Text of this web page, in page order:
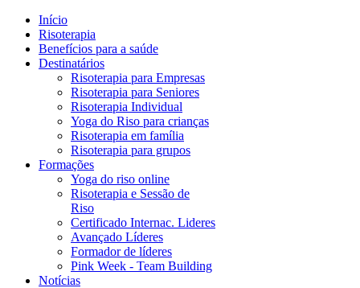
Início
Risoterapia
Benefícios para a saúde
Destinatários
Risoterapia para Empresas
Risoterapia para Seniores
Risoterapia Individual
Yoga do Riso para crianças
Risoterapia em família
Risoterapia para grupos
Formações
Yoga do riso online
Risoterapia e Sessão de
Riso
Certificado Internac. Lideres
Avançado Líderes
Formador de líderes
Pink Week - Team Building
Notícias